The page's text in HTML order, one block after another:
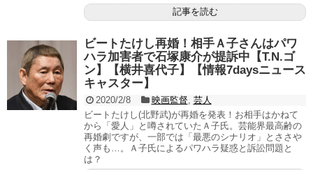
記事を読む
ビートたけし再婚！相手Ａ子さんはパワ
ハラ加害者で石塚康介が提訴中【T.N.ゴ
ン】【横井喜代子】【情報7daysニュース
キャスター】
2020/2/8 映画監督, 芸人
ビートたけし(北野武)が再婚を発表！お相手はかねて
から「愛人」と噂されていたＡ子氏。芸能界最高齢の
再婚劇ですが、一部では「最悪のシナリオ」とささや
く声も…。Ａ子氏によるパワハラ疑惑と訴訟問題と
は？